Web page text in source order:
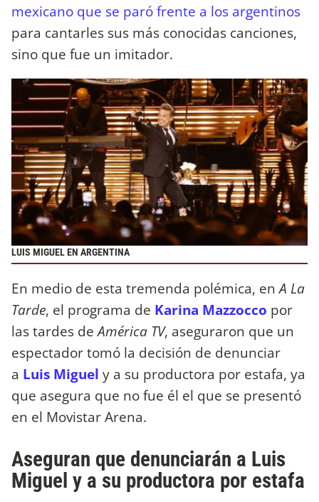
mexicano que se paró frente a los argentinos
para cantarles sus más conocidas canciones,
sino que fue un imitador.
LUIS MIGUEL EN ARGENTINA
En medio de esta tremenda polémica, enA La
Tarde, el programa de Karina Mazzocco por
las tardes deAmérica TV, aseguraron que un
espectador tomó la decisión de denunciar
a Luis Miguel y a su productora por estafa, ya
que asegura que no fue él el que se presentó
en el Movistar Arena.
Aseguran que denunciarán a Luis
Miguel y a su productora por estafa